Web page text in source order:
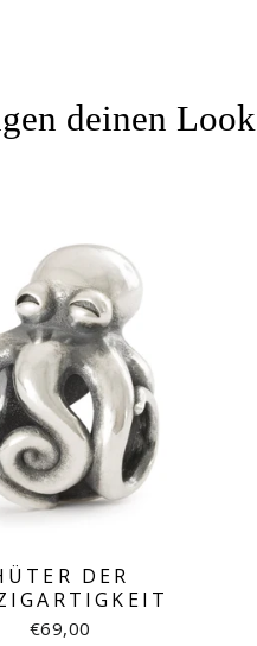
deinen Look
DER
€69,00